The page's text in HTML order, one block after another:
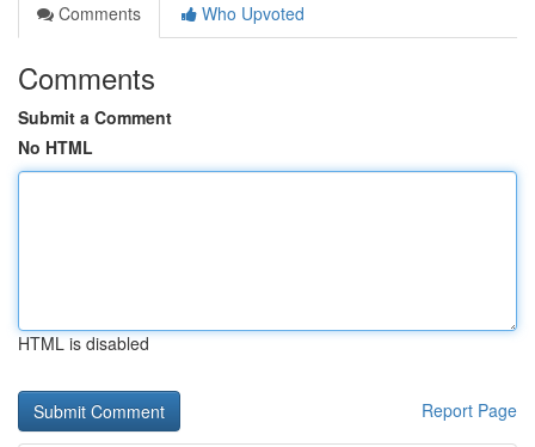
Comments
Who Upvoted
Comments
Submit a Comment
No HTML
HTML is disabled
Report Page